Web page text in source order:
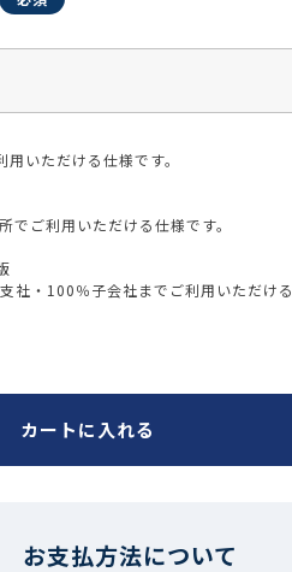
0013
06-6538-5358（代表）
いただける仕様です。
ご利用いただける仕様です。
社・100％子会社までご利用いただける
カートに入れる
お支払方法について